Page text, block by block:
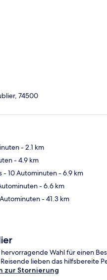
74500
- 2.1 km
- 4.9 km
- 10 Autominuten- 6.9 km
- 6.6 km
- 41.3 km
hervorragende Wahl für einen
lieben das hilfsbereite
zur Stornierung